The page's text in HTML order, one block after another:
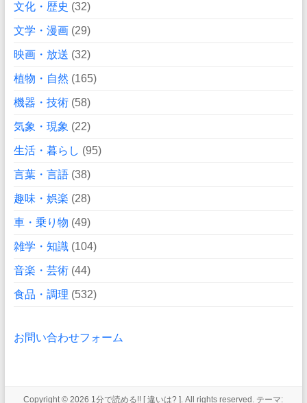
文化・歴史 (32)
文学・漫画(29)
映画・放送 (32)
植物・自然 (165)
機器・技術(58)
気象・現象 (22)
生活・暮らし (95)
言葉・言語(38)
趣味・娯楽 (28)
車・乗り物 (49)
雑学・知識(104)
音楽・芸術(44)
食品・調理 (532)
お問い合わせフォーム
Copyright © 2026 1分で読める!! [ 違いは? ]. All rights reserved. テーマ: